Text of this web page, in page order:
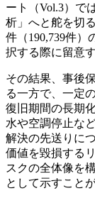
ート（Vol.3）で
析」へと舵を切
件（190,739件）
択する際に留意
その結果、事後
る一方で、一定
復旧期間の長期
水や空調停止な
解決の先送りに
価値を毀損する
スクの全体像を
として示すこと